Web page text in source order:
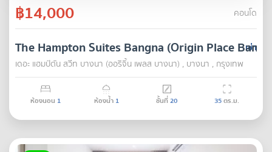
฿14,000 คอนโด
เช่า
The Hampton Suites Bangna (Origin Place
เดอะ แฮมป์ตัน สวีท บางนา (ออริจิ้น เพลส บางนา) , บางนา , กรุงเทพ
ห้องนอน 1 ห้องน้ำ 1 ชั้นที่20 35ตร.ม.